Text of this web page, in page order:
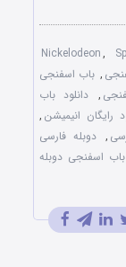
Nickelodeon,
, باب اسفنجی
,
دانلود باب
رایگان انیمیشن ,
, دوبله فارسی
اسفنجی دوبله